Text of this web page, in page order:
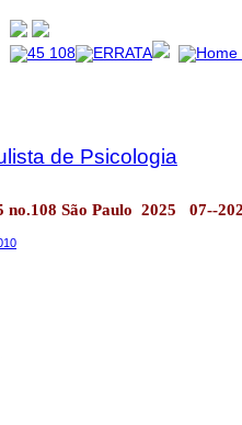
de Psicologia
no.108 São Paulo 2025 07--